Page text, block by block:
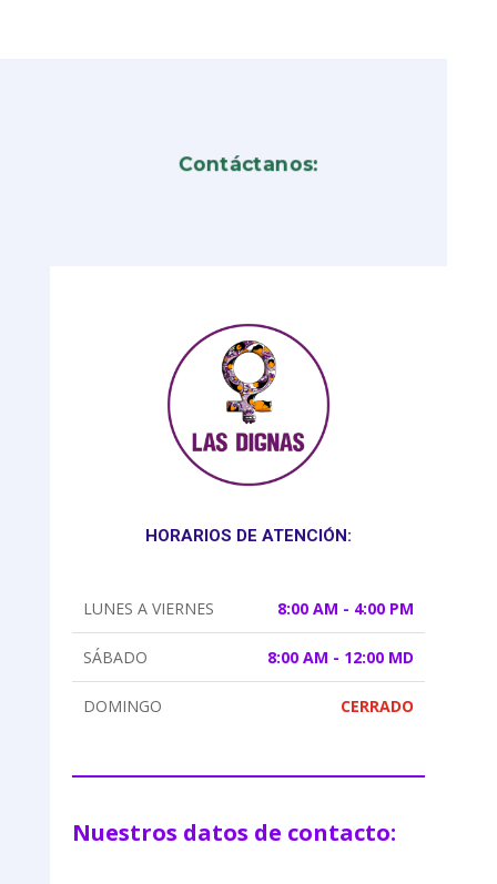
Contáctanos:
HORARIOS DE ATENCIÓN:
LUNES A VIERNES 8:00 AM - 4:00 PM
SÁBADO 8:00 AM - 12:00 MD
DOMINGO CERRADO
Nuestros datos de contacto: